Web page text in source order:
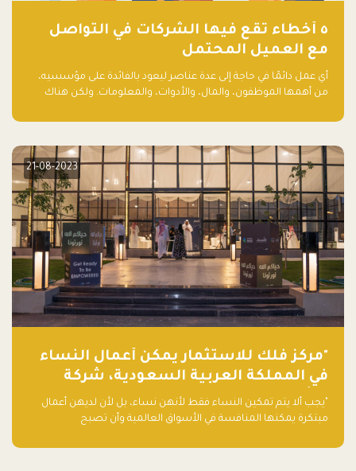
٥ أخطاء تقع فيها الشركات في التواصل
مع العميل المحتمل
أي عمل دائمًا في حاجة إلى عدة عناصر ليعود بالفائدة على مؤسسيه،
من أهمها الموظفون، والمال، والأدوات، والمعلومات. ولكن هناك
أساسه ذلك العمل.
21-08-2023
"مركز فلك للاستثمار يمكّن أعمال النساء
في المملكة العربية السعودية، شركة
ناشئة تلو الأخرى."
"يجب ألا يتم تمكين النساء فقط لأنهن نساء، بل لأن لديهن أعمال
مبتكرة يمكنها المنافسة في الأسواق العالمية وأن تصبح